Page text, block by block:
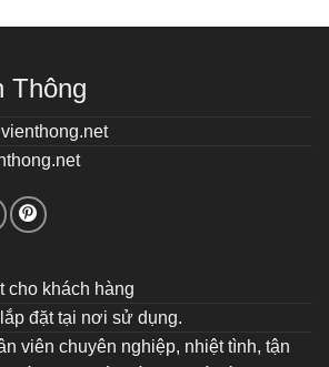
Thông
cho khách hàng
đặt tại nơi sử dụng.
viên chuyên nghiệp, nhiệt tình, tận